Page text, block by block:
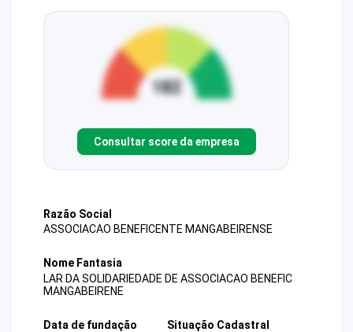
Consultar score da empresa
Razão Social
ASSOCIACAO BENEFICENTE MANGABEIRENSE
Nome Fantasia
LAR DA SOLIDARIEDADE DE ASSOCIACAO BENEFIC
MANGABEIRENE
Data de fundação
Situação Cadastral